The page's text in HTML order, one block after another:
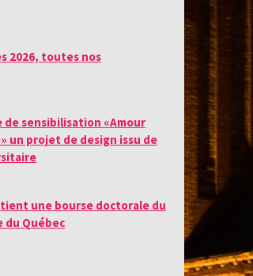
2026, toutes nos
de sensibilisation «Amour
un projet de design issu de
une bourse doctorale du
du Québec